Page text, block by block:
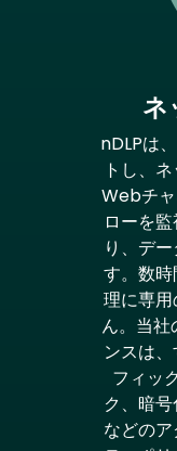
ネ
nDLPは
トし、
Webチ
ローを
り、デ
す。数
理に専
ん。当
ンスは
フィッ
ク、暗
などの